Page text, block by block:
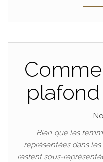
Bien que les
représentées dans
restent sous-